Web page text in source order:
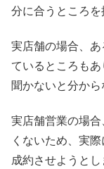
分に合うところを
実店舗の場合、
ているところも
聞かないと分から
実店舗営業の場
くないため、実
成約させようとし